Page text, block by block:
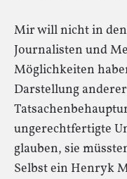
Mir will nicht in
Journalisten und
Möglichkeiten
Darstellung
ungerechtfertigte
glauben, sie
Selbst ein Henryk